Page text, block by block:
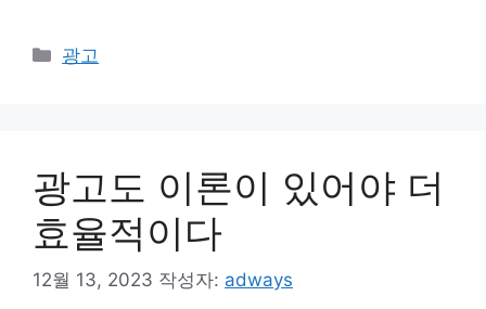
카
광고
광고도 이론이 있어야 더
효율적이다
12월 13, 2023 작성자: adways